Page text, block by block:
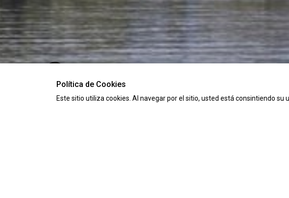
Política de Cookies
Este sitio utiliza cookies. Al navegar por el sitio, usted está consintiendo su